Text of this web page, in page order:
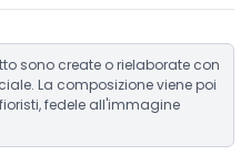
sono create o rielaborate con
La composizione viene poi
fedele all'immagine